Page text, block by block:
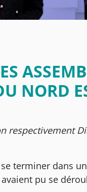
NORD
respectivement
terminer dans
pu se